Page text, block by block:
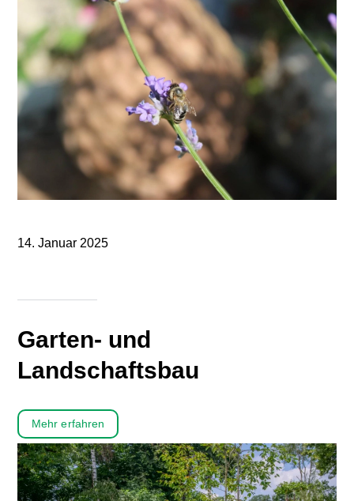
14. Januar 2025
Garten- und
Landschaftsbau
Mehr erfahren